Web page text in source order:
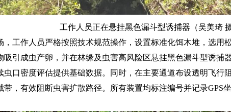
工作人员正在悬挂黑色漏斗型诱捕器（吴美琦 摄
，工作人员严格按照技术规范操作，设置标准化饵木堆，选用
吸引成虫产卵，并在林缘及虫害高风险区悬挂黑色漏斗型诱捕
虫口密度评估提供基础数据。同时，在主要通道布设透明飞行
带，有效阻断虫害扩散路径。所有装置均标注编号并记录GPS